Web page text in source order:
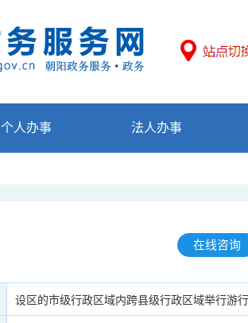
个人办事 法人办事
在线咨询
设区的市级行政区域内跨县级行政区域举行游